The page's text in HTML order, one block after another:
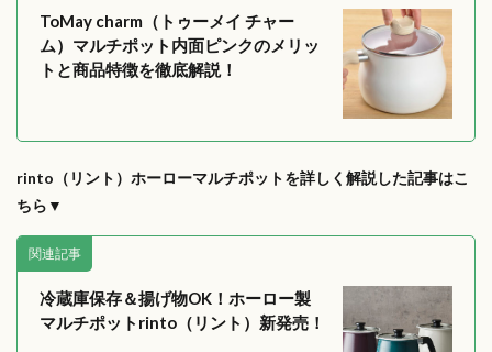
ToMay charm（トゥーメイ チャー
ム）マルチポット内面ピンクのメリッ
トと商品特徴を徹底解説！
rinto（リント）ホーローマルチポットを詳しく解説した記事はこ
ちら▼
関連記事
冷蔵庫保存＆揚げ物OK！ホーロー製
マルチポットrinto（リント）新発売！